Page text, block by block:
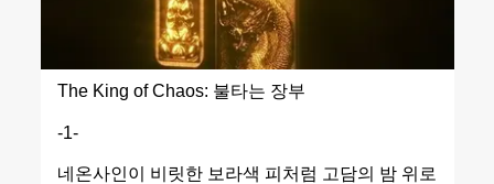
The King of Chaos: 불타는 장부
-1-
네온사인이 비릿한 보라색 피처럼 고담의 밤 위로